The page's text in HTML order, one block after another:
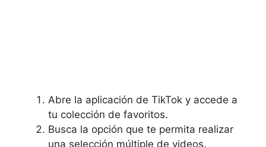
Abre la aplicación de TikTok y accede a
tu colección de favoritos.
Busca la opción‌ que te permita⁣ realizar
una⁣ selección múltiple de ‌videos.